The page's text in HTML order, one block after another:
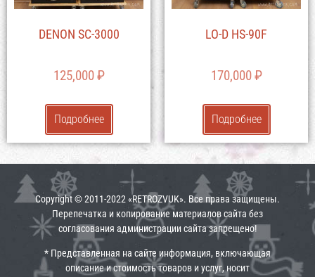
DENON SC-3000
125,000₽
Подробнее
LO-D HS-90F
170,000₽
Подробнее
Copyright © 2011-2022 «RETROZVUK». Все права защищены.
Перепечатка и копирование материалов сайта без
согласования администрации сайта запрещено!
* Представленная на сайте информация, включающая
описание и стоимость товаров и услуг, носит